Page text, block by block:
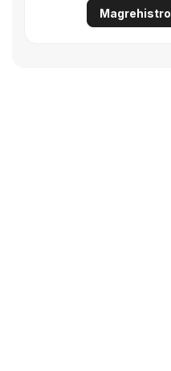
Magrehistro